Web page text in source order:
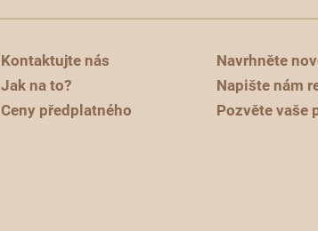
Kontaktujte nás
Jak na to?
Ceny předplatného
Navrhněte
Napište nám
Pozvěte vaše